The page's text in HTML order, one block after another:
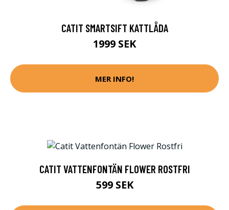
CATIT SMARTSIFT KATTLÅDA
1999 SEK
MER INFO!
CATIT VATTENFONTÄN FLOWER ROSTFRI
599 SEK